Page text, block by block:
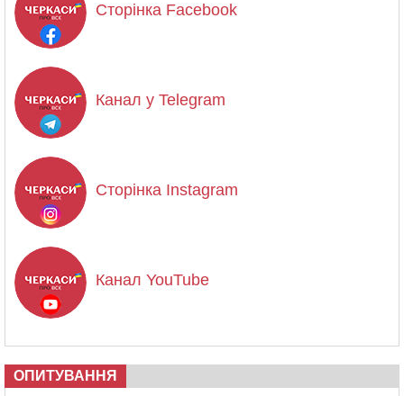
Сторінка Facebook
Канал у Telegram
Сторінка Instagram
Канал YouTube
ОПИТУВАННЯ